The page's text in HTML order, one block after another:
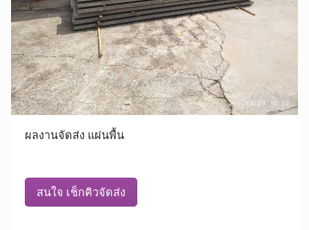
ผลงานจัดส่ง แผ่นพื้น
สนใจ เช็กคิวจัดส่ง